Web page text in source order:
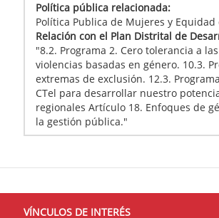
Política pública relacionada:
Política Publica de Mujeres y Equidad
Relación con el Plan Distrital de
"8.2. Programa 2. Cero tolerancia a
violencias basadas en género. 10.3.
extremas de exclusión. 12.3.
CTel para desarrollar nuestro
regionales Artículo 18. Enfoques de
la gestión pública."
VÍNCULOS DE INTERÉS